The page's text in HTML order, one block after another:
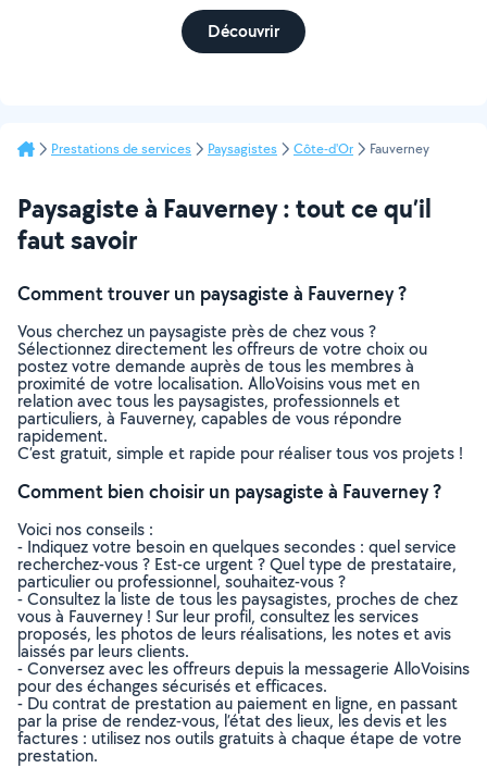
Découvrir
Prestations de services Paysagistes Côte-d'Or Fauverney
Paysagiste à Fauverney : tout ce qu’il
faut savoir
Comment trouver un paysagiste à Fauverney ?
Vous cherchez un paysagiste près de chez vous ?
Sélectionnez directement les offreurs de votre choix ou
postez votre demande auprès de tous les membres à
proximité de votre localisation. AlloVoisins vous met en
relation avec tous les paysagistes, professionnels et
particuliers, à Fauverney, capables de vous répondre
rapidement.
C’est gratuit, simple et rapide pour réaliser tous vos projets !
Comment bien choisir un paysagiste à Fauverney ?
Voici nos conseils :
- Indiquez votre besoin en quelques secondes : quel service
recherchez-vous ? Est-ce urgent ? Quel type de prestataire,
particulier ou professionnel, souhaitez-vous ?
- Consultez la liste de tous les paysagistes, proches de chez
vous à Fauverney ! Sur leur profil, consultez les services
proposés, les photos de leurs réalisations, les notes et avis
laissés par leurs clients.
- Conversez avec les offreurs depuis la messagerie AlloVoisins
pour des échanges sécurisés et efficaces.
- Du contrat de prestation au paiement en ligne, en passant
par la prise de rendez-vous, l’état des lieux, les devis et les
factures : utilisez nos outils gratuits à chaque étape de votre
prestation.